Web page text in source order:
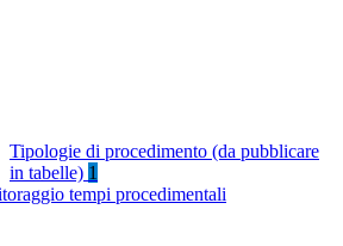
Tipologie di procedimento (da pubblicare
in tabelle) 1
tempi procedimentali